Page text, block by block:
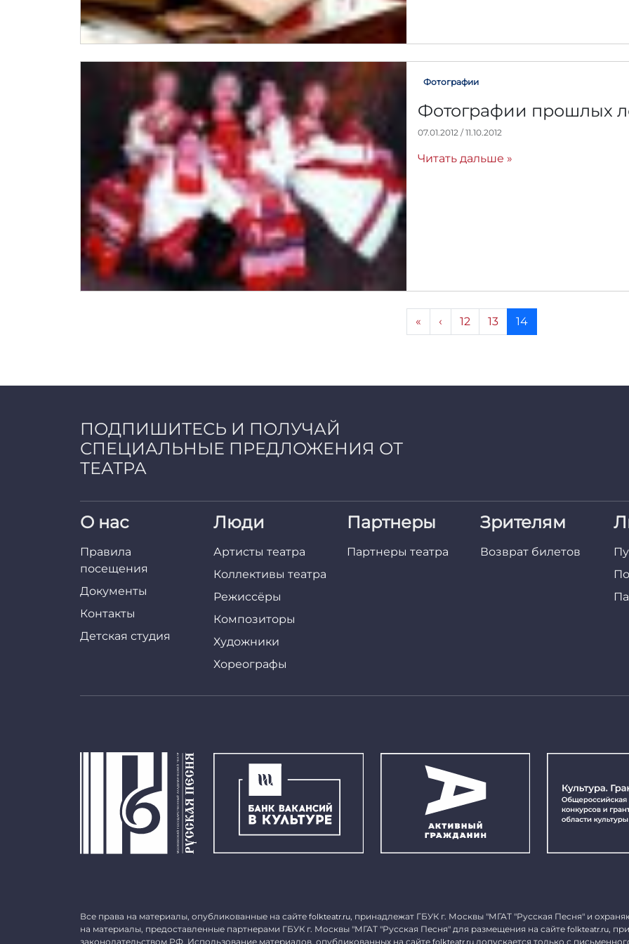
i
Фотографии
Фотографии прошлых
07.01.2012 / 11.10.2012
т
Читать дальше »
« ‹ Страница
12 Страница
13 Текущая страница
14
ПОДПИШИТЕСЬ И ПОЛУЧАЙ
СПЕЦИАЛЬНЫЕ ПРЕДЛОЖЕНИЯ ОТ
ТЕАТРА
О нас
Правила
посещения
Документы
Контакты
Детская студия
Люди
Артисты театра
Коллективы театра
Режиссёры
Композиторы
Художники
Хореографы
Партнеры
Партнеры театра
Зрителям
Возврат билетов
Все права на материалы, опубликованные на сайте folkteatr.ru, принадлежат ГБУК г. Москвы "МГАТ "Русская Песня" и
на материалы, предоставленные партнерами ГБУК г. Москвы "МГАТ "Русская Песня" для размещения на сайте folkteatr.ru,
законодательством РФ. Использование материалов, опубликованных на сайте folkteatr.ru допускается только с